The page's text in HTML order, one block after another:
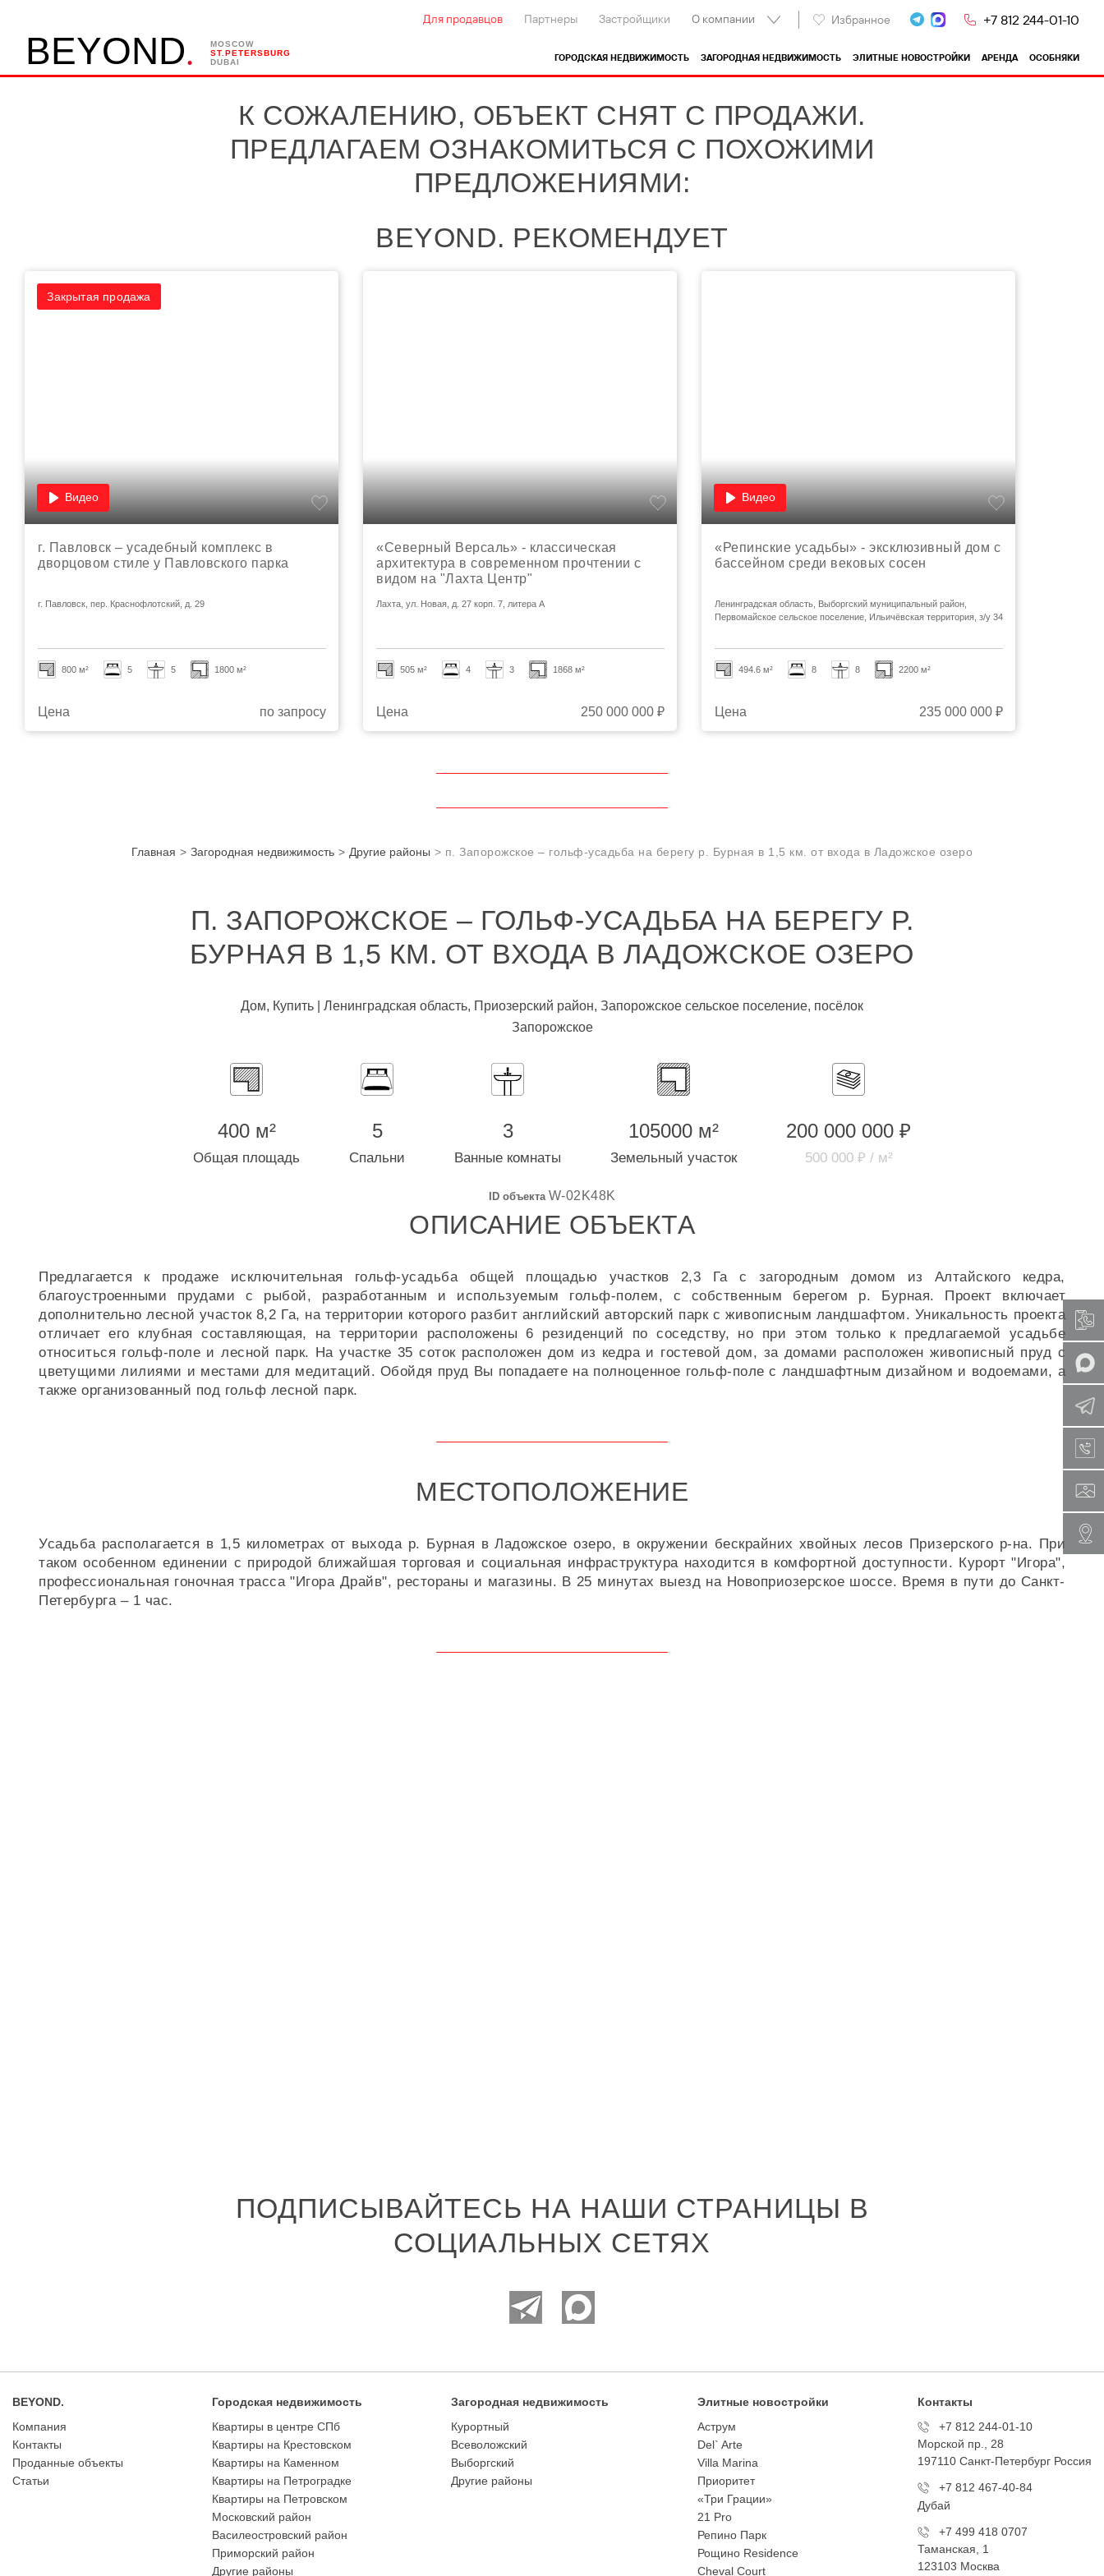
Для продавцов Партнеры Застройщики О компании Избранное +7 812 244-01-10
ГОРОДСКАЯ НЕДВИЖИМОСТЬ ЗАГОРОДНАЯ НЕДВИЖИМОСТЬ ЭЛИТНЫЕ НОВОСТРОЙКИ АРЕНДА ОСОБНЯКИ
BEYOND.
MOSCOW
ST.PETERSBURG
DUBAI
К СОЖАЛЕНИЮ, ОБЪЕКТ СНЯТ С ПРОДАЖИ.
ПРЕДЛАГАЕМ ОЗНАКОМИТЬСЯ С ПОХОЖИМИ
ПРЕДЛОЖЕНИЯМИ:
BEYOND. РЕКОМЕНДУЕТ
Закрытая продажа
Видео
г. Павловск – усадебный комплекс в
дворцовом стиле у Павловского парка
г. Павловск, пер. Краснофлотский, д. 29
800 м² 5 5 1800 м²
Цена по запросу
«Северный Версаль» - классическая
архитектура в современном прочтении с
видом на "Лахта Центр"
Лахта, ул. Новая, д. 27 корп. 7, литера А
505 м² 4 3 1868 м²
Цена 250 000 000 ₽
Видео
«Репинские усадьбы» - эксклюзивный дом с
бассейном среди вековых сосен
Ленинградская область, Выборгский муниципальный район,
Первомайское сельское поселение, Ильичёвская территория, з/у 34
494.6 м² 8 8 2200 м²
Цена 235 000 000 ₽
Главная Загородная недвижимость Другие районы п. Запорожское – гольф-усадьба на берегу р. Бурная в 1,5 км. от входа в Ладожское озеро
П. ЗАПОРОЖСКОЕ – ГОЛЬФ-УСАДЬБА НА БЕРЕГУ Р.
БУРНАЯ В 1,5 КМ. ОТ ВХОДА В ЛАДОЖСКОЕ ОЗЕРО
Дом, Купить | Ленинградская область, Приозерский район, Запорожское сельское поселение, посёлок
Запорожское
400 м²
Общая площадь
5
Спальни
3
Ванные комнаты
105000 м²
Земельный участок
200 000 000 ₽
500 000 ₽ / м²
ID объекта W-02K48K
ОПИСАНИЕ ОБЪЕКТА
Предлагается к продаже исключительная гольф-усадьба общей площадью участков 2,3 Га с загородным домом из Алтайского кедра,
благоустроенными прудами с рыбой, разработанным и используемым гольф-полем, с собственным берегом р. Бурная. Проект включает
дополнительно лесной участок 8,2 Га, на территории которого разбит английский авторский парк с живописным ландшафтом. Уникальность проекта
отличает его клубная составляющая, на территории расположены 6 резиденций по соседству, но при этом только к предлагаемой усадьбе
относиться гольф-поле и лесной парк. На участке 35 соток расположен дом из кедра и гостевой дом, за домами расположен живописный пруд с
цветущими лилиями и местами для медитаций. Обойдя пруд Вы попадаете на полноценное гольф-поле с ландшафтным дизайном и водоемами, а
также организованный под гольф лесной парк.
МЕСТОПОЛОЖЕНИЕ
Усадьба располагается в 1,5 километрах от выхода р. Бурная в Ладожское озеро, в окружении бескрайних хвойных лесов Призерского р-на. При
таком особенном единении с природой ближайшая торговая и социальная инфраструктура находится в комфортной доступности. Курорт "Игора",
профессиональная гоночная трасса "Игора Драйв", рестораны и магазины. В 25 минутах выезд на Новоприозерское шоссе. Время в пути до Санкт-
Петербурга – 1 час.
ПОДПИСЫВАЙТЕСЬ НА НАШИ СТРАНИЦЫ В
СОЦИАЛЬНЫХ СЕТЯХ
BEYOND.
Компания
Контакты
Проданные объекты
Статьи
Городская недвижимость
Квартиры в центре СПб
Квартиры на Крестовском
Квартиры на Каменном
Квартиры на Петроградке
Квартиры на Петровском
Московский район
Василеостровский район
Приморский район
Другие районы
Загородная недвижимость
Курортный
Всеволожский
Выборгский
Другие районы
Элитные новостройки
Аструм
Del` Arte
Villa Marina
Приоритет
«Три Грации»
21 Pro
Репино Парк
Рощино Residence
Cheval Court
Контакты
+7 812 244-01-10
Морской пр., 28
197110 Санкт-Петербург Росcия
+7 812 467-40-84
Дубай
+7 499 418 0707
Таманская, 1
123103 Москва